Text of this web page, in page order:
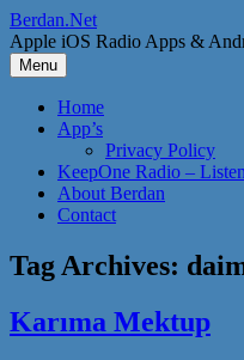
Skip
to
content
Berdan.Net
Apple iOS Radio Apps &
Menu
Home
App’s
Privacy Policy
KeepOne Radio –
About Berdan
Contact
Tag Archives:
Karıma Mektup